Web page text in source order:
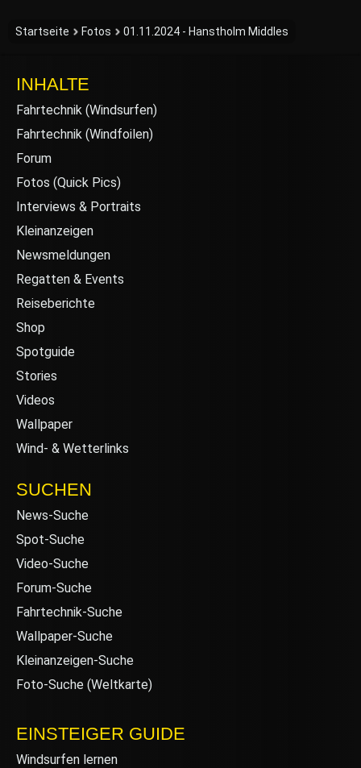
Startseite Fotos 01.11.2024 - Hanstholm Middles
INHALTE
Fahrtechnik (Windsurfen)
Fahrtechnik (Windfoilen)
Forum
Fotos (Quick Pics)
Interviews & Portraits
Kleinanzeigen
Newsmeldungen
Regatten & Events
Reiseberichte
Shop
Spotguide
Stories
Videos
Wallpaper
Wind- & Wetterlinks
SUCHEN
News-Suche
Spot-Suche
Video-Suche
Forum-Suche
Fahrtechnik-Suche
Wallpaper-Suche
Kleinanzeigen-Suche
Foto-Suche (Weltkarte)
EINSTEIGER GUIDE
Windsurfen lernen